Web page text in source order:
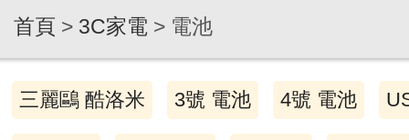
首頁 > 3C家電 > 電池
三麗鷗 酷洛米 3號 電池 4號 電池